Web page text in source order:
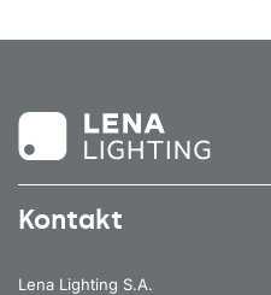
Kontakt
Lena Lighting S.A.